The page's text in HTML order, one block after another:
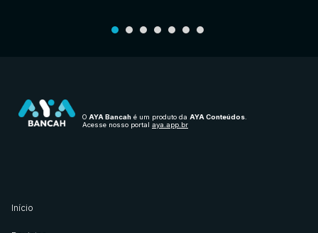
O AYA Bancah é um produto da AYA Conteúdos
Acesse nosso portal aya.app.br
Início